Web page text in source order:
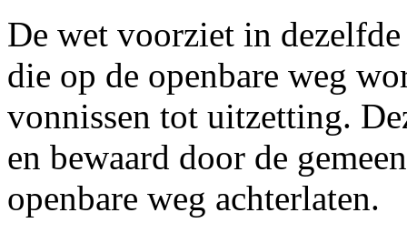
De wet voorziet in
die op de openbare weg
vonnissen tot uitzetting.
en bewaard door de
openbare weg achterlaten.